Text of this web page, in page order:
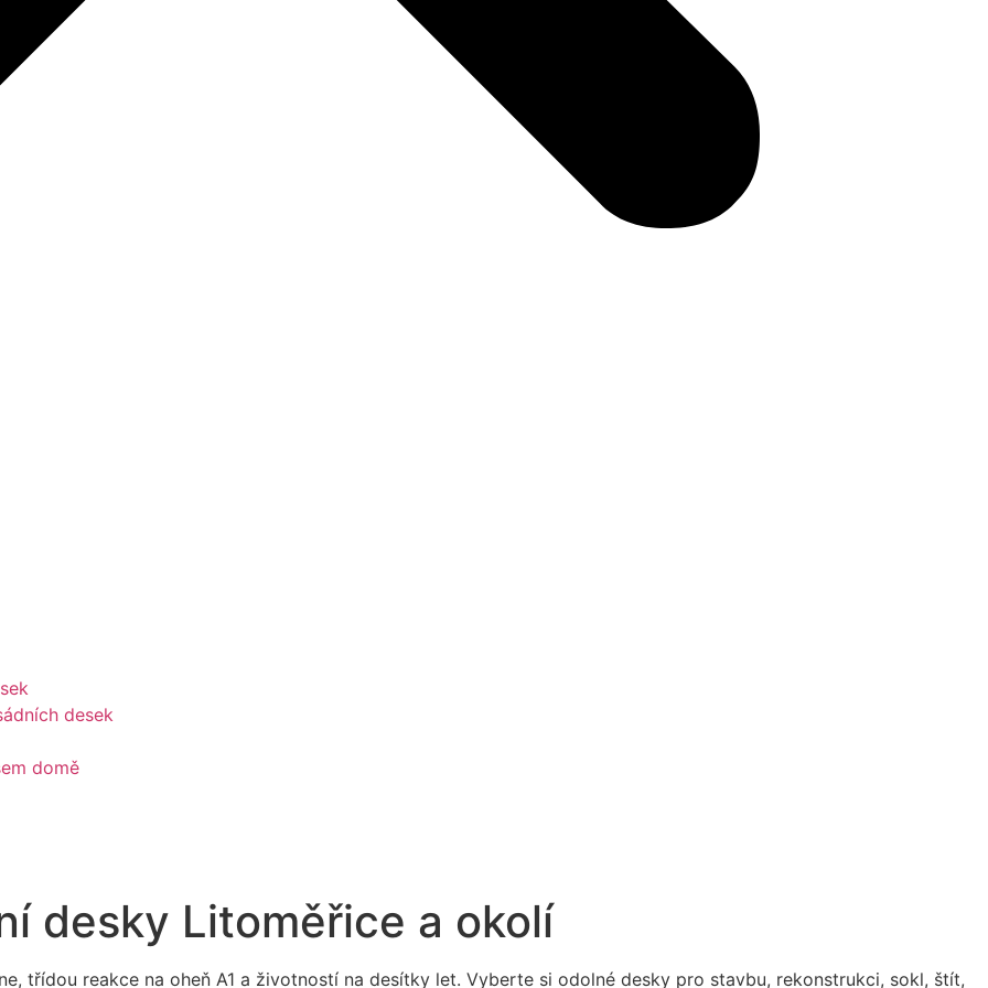
desek
domě
desky Litoměřice a okolí
třídou reakce na oheň A1 a životností na desítky let. Vyberte si odolné desky pro stavbu, rekonstrukci, sokl, štít,